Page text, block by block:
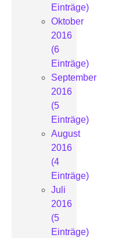
Einträge)
Oktober
2016
(6
Einträge)
September
2016
(5
Einträge)
August
2016
(4
Einträge)
Juli
2016
(5
Einträge)